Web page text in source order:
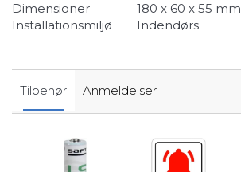
Dimensioner
180 x 60 x 55 mm
Installationsmiljø
Indendørs
Tilbehør Anmeldelser